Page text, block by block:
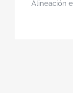
Alineación